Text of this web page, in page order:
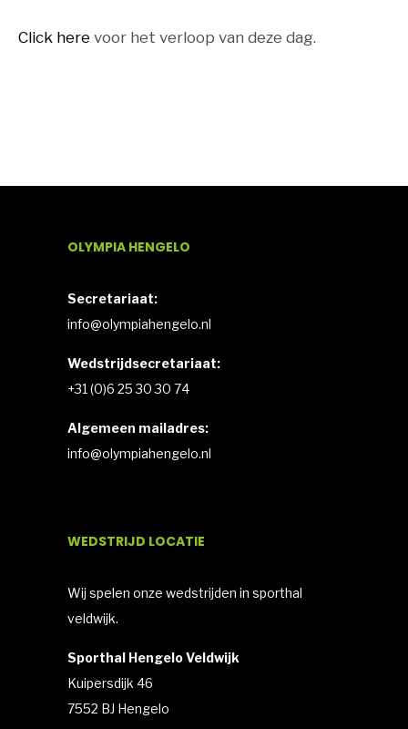
Click here voor het verloop van deze dag.
OLYMPIA HENGELO
Secretariaat:
info@olympiahengelo.nl
Wedstrijdsecretariaat:
+31 (0)6 25 30 30 74
Algemeen mailadres:
info@olympiahengelo.nl
WEDSTRIJD LOCATIE
Wij spelen onze wedstrijden in sporthal
veldwijk.
Sporthal Hengelo Veldwijk
Kuipersdijk 46
7552 BJ Hengelo